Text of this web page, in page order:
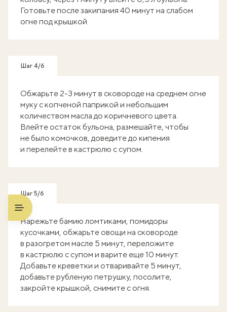
Готовьте после закипания 40 минут на слабом
огне под крышкой.
Шаг 4/6
Обжарьте 2-3 минут в сковороде на среднем огне
муку с копченой паприкой и небольшим
количеством масла до коричневого цвета.
Влейте остаток бульона, размешайте, чтобы
не было комочков, доведите до кипения
и перелейте в кастрюлю с супом.
Шаг 5/6
Нарежьте бамию ломтиками, помидоры
кусочками, обжарьте овощи на сковороде
в разогретом масле 5 минут, переложите
в кастрюлю с супом и варите еще 10 минут.
Добавьте креветки и отваривайте 5 минут,
добавьте рубленую петрушку, посолите,
закройте крышкой, снимите с огня.